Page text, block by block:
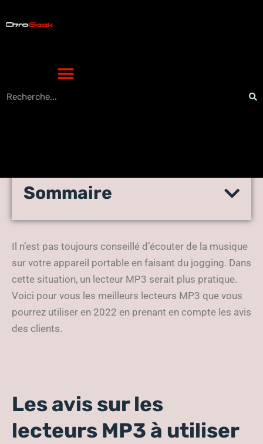
2022 ?
Sommaire
Il n’est pas toujours conseillé d’écouter de la musique
sur votre appareil portable en faisant du jogging. Dans
cette situation, un lecteur MP3 serait plus pratique.
Voici pour vous les meilleurs lecteurs MP3 que vous
pourrez utiliser en 2022 en prenant en compte les avis
des clients.
Les avis sur les
lecteurs MP3 à utiliser